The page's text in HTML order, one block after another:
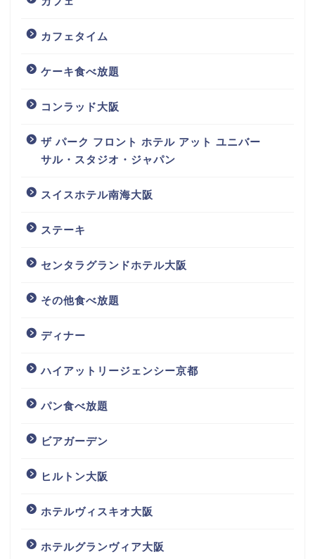
カフェタイム
ケーキ食べ放題
コンラッド大阪
ザ パーク フロント ホテル アット ユニバー
サル・スタジオ・ジャパン
スイスホテル南海大阪
ステーキ
センタラグランドホテル大阪
その他食べ放題
ディナー
ハイアットリージェンシー京都
パン食べ放題
ビアガーデン
ヒルトン大阪
ホテルヴィスキオ大阪
ホテルグランヴィア大阪